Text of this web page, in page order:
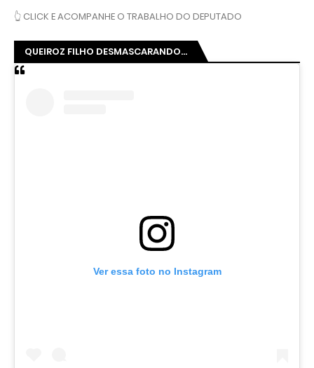
👆 CLICK E ACOMPANHE O TRABALHO DO DEPUTADO
QUEIROZ FILHO DESMASCARANDO...
Ver essa foto no Instagram